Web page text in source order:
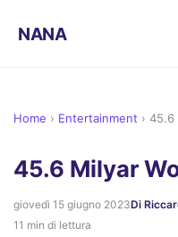
NANA
Home › Entertainment › 45.6
45.6 Milyar
giovedì 15 giugno 2023Di
11 min di lettura